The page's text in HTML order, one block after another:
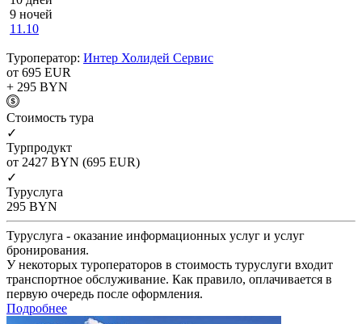
9 ночей
11.10
Туроператор: Интер Холидей Сервис
от 695 EUR
+ 295 BYN
Cтоимость тура
✓
Турпродукт
от 2427 BYN (695 EUR)
✓
Туруслуга
295 BYN
Туруслуга - оказание информационных услуг и услуг
бронирования.
У некоторых туроператоров в стоимость туруслуги входит
транспортное обслуживание. Как правило, оплачивается в
первую очередь после оформления.
Подробнее